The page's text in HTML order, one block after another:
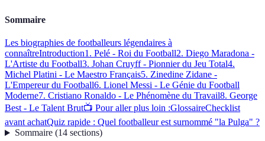
Sommaire
Les biographies de footballeurs légendaires à
connaîtreIntroduction1. Pelé - Roi du Football2. Diego Maradona -
L'Artiste du Football3. Johan Cruyff - Pionnier du Jeu Total4.
Michel Platini - Le Maestro Français5. Zinedine Zidane -
L'Empereur du Football6. Lionel Messi - Le Génie du Football
Moderne7. Cristiano Ronaldo - Le Phénomène du Travail8. George
Best - Le Talent Brut📺 Pour aller plus loin :GlossaireChecklist
avant achatQuiz rapide : Quel footballeur est surnommé "la Pulga" ?
Sommaire(14 sections)